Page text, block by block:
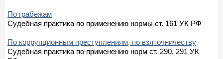
По грабежам
Судебная практика по применению нормы ст. 161 УК РФ
По коррупционным преступлениям, по взяточничеству
Судебная практика по применению норм ст. 290, 291 УК